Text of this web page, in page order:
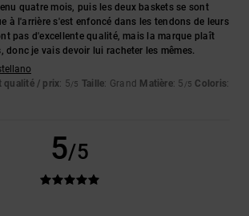
quatre mois, puis les deux baskets se sont
à l'arrière s'est enfoncé dans les tendons de leurs
pas d'excellente qualité, mais la marque plaît
donc je vais devoir lui racheter les mêmes.
qualité / prix: 5/5 Taille: Grand Matière: 5 /5 Coloris:
5/5